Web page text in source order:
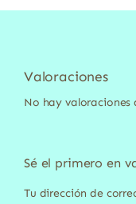
Valoraciones
No hay valoraciones
Sé el primero en
Tu dirección de